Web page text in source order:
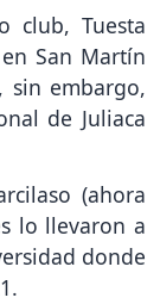
club, Tuesta
San Martín
sin embargo,
de Juliaca
(ahora
lo llevaron a
donde